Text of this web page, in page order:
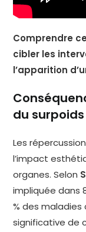
Comprendre
cibler les
l’apparition
du
Les
l’impact
organes. Selon
impliquée dans
% des
significative de